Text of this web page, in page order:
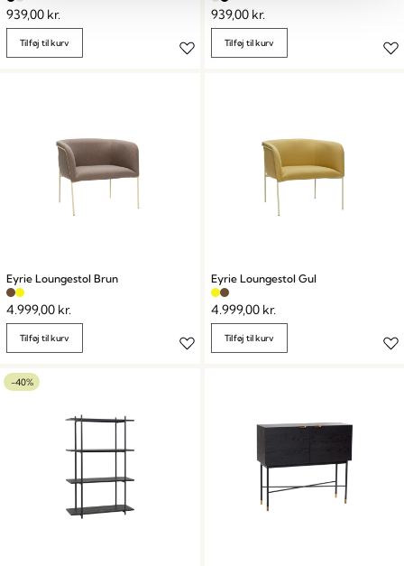
939,00 kr.
Tilføj til kurv
939,00 kr.
Tilføj til kurv
Eyrie Loungestol Brun
4.999,00 kr.
Tilføj til kurv
Eyrie Loungestol Gul
4.999,00 kr.
Tilføj til kurv
-40%